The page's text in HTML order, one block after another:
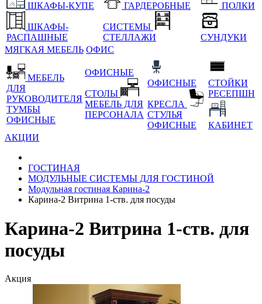
ШКАФЫ-КУПЕ
ШКАФЫ-
РАСПАШНЫЕ
ГАРДЕРОБНЫЕ
СИСТЕМЫ
СТЕЛЛАЖИ
ПОЛКИ
СУНДУКИ
МЯГКАЯ МЕБЕЛЬ ОФИС
МЕБЕЛЬ
ДЛЯ
РУКОВОДИТЕЛЯ
ТУМБЫ
ОФИСНЫЕ
ОФИСНЫЕ
СТОЛЫ
МЕБЕЛЬ ДЛЯ
ПЕРСОНАЛА
ОФИСНЫЕ
КРЕСЛА
СТУЛЬЯ
ОФИСНЫЕ
СТОЙКИ
РЕСЕПШН
КАБИНЕТ
АКЦИИ
ГОСТИНАЯ
МОДУЛЬНЫЕ СИСТЕМЫ ДЛЯ ГОСТИНОЙ
Модульная гостиная Карина-2
Карина-2 Витрина 1-ств. для посуды
Карина-2 Витрина 1-ств. для
посуды
Акция